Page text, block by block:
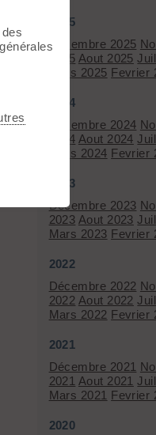
2025
Décembre 2025
2025 Aout 2025
Mars 2025 Fevrier
2024
Décembre 2024
2024 Aout 2024
Mars 2024 Fevrier
2023
Décembre 2023
2023 Aout 2023
Mars 2023 Fevrier
2022
Décembre 2022
2022 Aout 2022
Mars 2022 Fevrier
2021
Décembre 2021
2021 Aout 2021
Mars 2021 Fevrier
2020